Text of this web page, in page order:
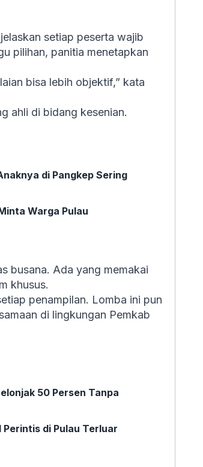
setiap peserta wajib
pilihan, panitia menetapkan
bisa lebih objektif,” kata
ahli di bidang kesenian.
di Pangkep Sering
Warga Pulau
busana. Ada yang memakai
khusus.
penampilan. Lomba ini pun
di lingkungan Pemkab
50 Persen Tanpa
di Pulau Terluar